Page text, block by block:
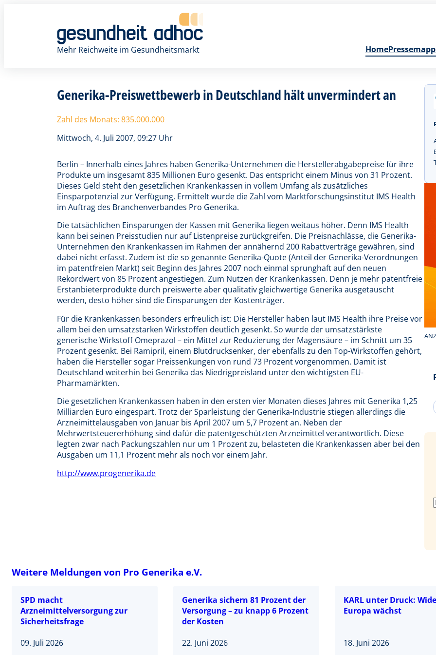
Mehr Reichweite im Gesundheitsmarkt
Home
Generika-Preiswettbewerb in Deutschland hält unvermindert an
Zahl des Monats: 835.000.000
Mittwoch, 4. Juli 2007, 09:27 Uhr
Berlin – Innerhalb eines Jahres haben Generika-Unternehmen die Herstellerabgabepreise für ihre
Produkte um insgesamt 835 Millionen Euro gesenkt. Das entspricht einem Minus von 31 Prozent.
Dieses Geld steht den gesetzlichen Krankenkassen in vollem Umfang als zusätzliches
Einsparpotenzial zur Verfügung. Ermittelt wurde die Zahl vom Marktforschungsinstitut IMS Health
im Auftrag des Branchenverbandes Pro Generika.
Die tatsächlichen Einsparungen der Kassen mit Generika liegen weitaus höher. Denn IMS Health
kann bei seinen Preisstudien nur auf Listenpreise zurückgreifen. Die Preisnachlässe, die Generika-
Unternehmen den Krankenkassen im Rahmen der annähernd 200 Rabattverträge gewähren, sind
dabei nicht erfasst. Zudem ist die so genannte Generika-Quote (Anteil der Generika-Verordnungen
im patentfreien Markt) seit Beginn des Jahres 2007 noch einmal sprunghaft auf den neuen
Rekordwert von 85 Prozent angestiegen. Zum Nutzen der Krankenkassen. Denn je mehr patentfreie
Erstanbieterprodukte durch preiswerte aber qualitativ gleichwertige Generika ausgetauscht
werden, desto höher sind die Einsparungen der Kostenträger.
Für die Krankenkassen besonders erfreulich ist: Die Hersteller haben laut IMS Health ihre Preise vor
allem bei den umsatzstarken Wirkstoffen deutlich gesenkt. So wurde der umsatzstärkste
generische Wirkstoff Omeprazol – ein Mittel zur Reduzierung der Magensäure – im Schnitt um 35
Prozent gesenkt. Bei Ramipril, einem Blutdrucksenker, der ebenfalls zu den Top-Wirkstoffen gehört,
haben die Hersteller sogar Preissenkungen von rund 73 Prozent vorgenommen. Damit ist
Deutschland weiterhin bei Generika das Niedrigpreisland unter den wichtigsten EU-
Pharmamärkten.
Die gesetzlichen Krankenkassen haben in den ersten vier Monaten dieses Jahres mit Generika 1,25
Milliarden Euro eingespart. Trotz der Sparleistung der Generika-Industrie stiegen allerdings die
Arzneimittelausgaben von Januar bis April 2007 um 5,7 Prozent an. Neben der
Mehrwertsteuererhöhung sind dafür die patentgeschützten Arzneimittel verantwortlich. Diese
legten zwar nach Packungszahlen nur um 1 Prozent zu, belasteten die Krankenkassen aber bei den
Ausgaben um 11,1 Prozent mehr als noch vor einem Jahr.
http://www.progenerika.de
Weitere Meldungen von Pro Generika e.V.
SPD macht
Arzneimittelversorgung zur
Sicherheitsfrage
09. Juli 2026
Generika sichern 81 Prozent der
Versorgung – zu knapp 6 Prozent
der Kosten
22. Juni 2026
KARL unter Druck:
Europa wächst
18. Juni 2026